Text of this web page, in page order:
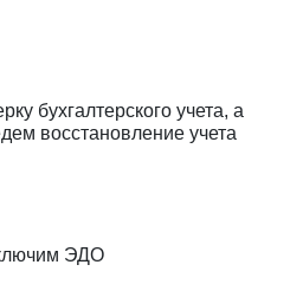
бухгалтерского учета, а
восстановление учета
ЭДО